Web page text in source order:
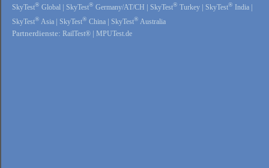
SkyTest® Global SkyTest® Germany/AT/CH SkyTest® Turkey SkyTest® India
SkyTest® Asia SkyTest® China SkyTest® Australia
Partnerdienste: RailTest® MPUTest.de